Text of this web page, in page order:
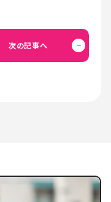
次の記事へ